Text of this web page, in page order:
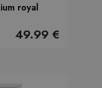
royal
49.99 €